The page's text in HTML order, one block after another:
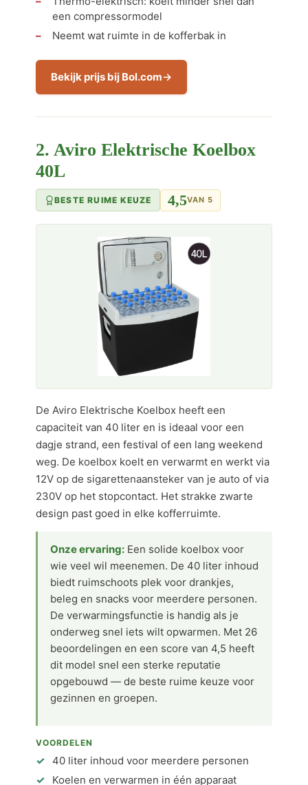
een compressormodel
Neemt wat ruimte in de kofferbak in
Bekijk prijs bij Bol.com
2. Aviro Elektrische Koelbox
40L
BESTE RUIME KEUZE 4,5VAN 5
De Aviro Elektrische Koelbox heeft een
capaciteit van 40 liter en is ideaal voor een
dagje strand, een festival of een lang weekend
weg. De koelbox koelt en verwarmt en werkt via
12V op de sigarettenaansteker van je auto of via
230V op het stopcontact. Het strakke zwarte
design past goed in elke kofferruimte.
Onze ervaring: Een solide koelbox voor
wie veel wil meenemen. De 40 liter inhoud
biedt ruimschoots plek voor drankjes,
beleg en snacks voor meerdere personen.
De verwarmingsfunctie is handig als je
onderweg snel iets wilt opwarmen. Met 26
beoordelingen en een score van 4,5 heeft
dit model snel een sterke reputatie
opgebouwd — de beste ruime keuze voor
gezinnen en groepen.
VOORDELEN
40 liter inhoud voor meerdere personen
Koelen en verwarmen in één apparaat